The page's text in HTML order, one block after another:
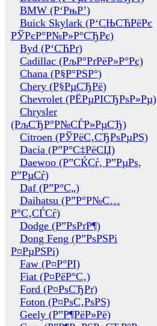
BMW (Р‘РњР’)
Buick Skylark (Р‘СЊСЋРёРє
РЎРєР°Р№Р»Р°СЂРє)
Byd (Р‘СЋРґ)
Cadillac (РљР°РґРёР»Р°Рє)
Chana (Р§Р°РЅР°)
Chery (Р§РµСЂРё)
Chevrolet (РЁРµРІСЂРѕР»Рµ)
Chrysler
(РљСЂР°Р№СЃР»РµСЂ)
Citroen (РЎРёС‚СЂРѕРµРЅ)
Dacia (Р”Р°С‡РёСЏ)
Daewoo (Р”СЌСѓ, Р”РµРѕ,
Р”РµСѓ)
Daf (Р”Р°С„)
Daihatsu (Р”Р°Р№С…
Р°С‚СЃСѓ)
Dodge (Р”РѕРґР¶)
Dong Feng (Р”РѕРЅРі
Р¤РµРЅРі)
Faw (Р¤Р°РІ)
Fiat (Р¤РёР°С‚)
Ford (Р¤РѕСЂРґ)
Foton (Р¤РѕС‚РѕРЅ)
Geely (Р”Р¶РёР»Рё)